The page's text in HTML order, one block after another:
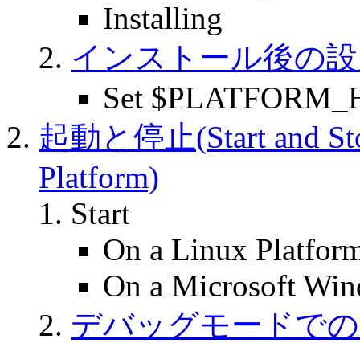
Installing
インストール後の設
Set
起動と停止(Start and
Platform)
Start
On a Linux
On a Microsoft
デバッグモードでの